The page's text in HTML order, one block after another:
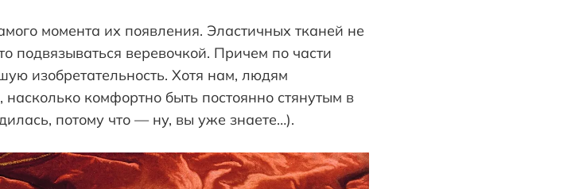
момента их появления. Эластичных тканей не
подвязываться веревочкой. Причем по части
изобретательность. Хотя нам, людям
комфортно быть постоянно стянутым в
потому что — ну, вы уже знаете…).